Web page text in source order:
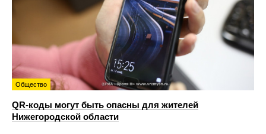
Общество
QR-коды могут быть опасны для жителей
Нижегородской области